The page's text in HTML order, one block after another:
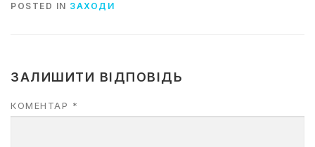
POSTED IN ЗАХОДИ
ЗАЛИШИТИ ВІДПОВІДЬ
КОМЕНТАР *